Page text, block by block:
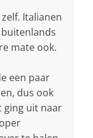
Italianen
mate ook.
een paar
dus ook
ging uit naar